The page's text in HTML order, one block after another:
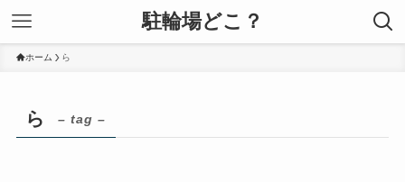
駐輪場どこ？
ホーム ら
ら – tag –